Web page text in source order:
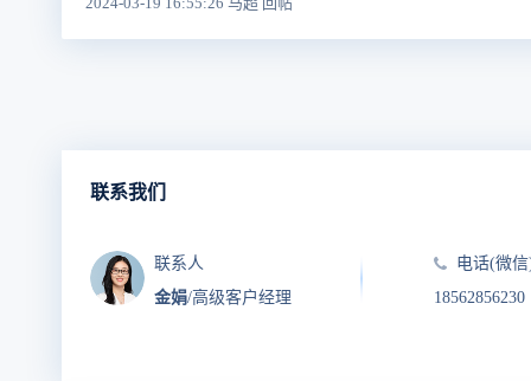
联系我们
联系人
金娟/高级客户经理
电话(微
18562856230